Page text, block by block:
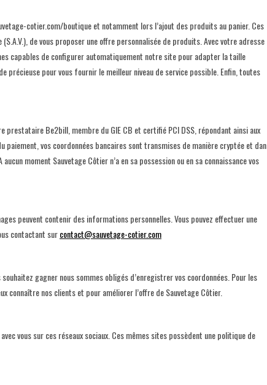
cotier.com/boutique et notamment lors l’ajout des produits au panier. Ces
de vous proposer une offre personnalisée de produits. Avec votre adresse
capables de configurer automatiquement notre site pour adapter la taille
précieuse pour vous fournir le meilleur niveau de service possible. Enfin, toutes
Be2bill, membre du GIE CB et certifié PCI DSS, répondant ainsi aux
vos coordonnées bancaires sont transmises de manière cryptée et
moment Sauvetage Côtier n’a en sa possession ou en sa connaissance vos
peuvent contenir des informations personnelles. Vous pouvez effectuer une
contactant surcontact@sauvetage-cotier.com
gagner nous sommes obligés d’enregistrer vos coordonnées. Pour les
connaître nos clients et pour améliorer l’offre de Sauvetage Côtier.
vous sur ces réseaux sociaux. Ces mêmes sites possèdent une politique de